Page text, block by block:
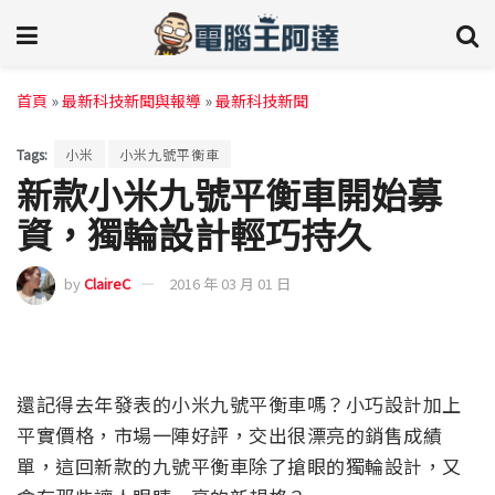
首頁 »最新科技新聞與報導 »最新科技新聞
Tags: 小米 小米九號平衡車
新款小米九號平衡車開始募
資，獨輪設計輕巧持久
byClaireC 2016 年 03 月 01 日
還記得去年發表的小米九號平衡車嗎？小巧設計加上
平實價格，市場一陣好評，交出很漂亮的銷售成績
單，這回新款的九號平衡車除了搶眼的獨輪設計，又